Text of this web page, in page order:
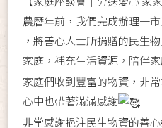
農曆年前，我們完成辦理一
，將善心人士所捐贈的民生
家庭，補充生活資源，陪伴
家庭們收到豐富的物資，非
心中也帶著滿滿感謝
非常感謝挹注民生物資的善